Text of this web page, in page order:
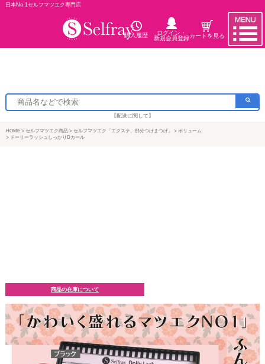
日本No.1セルフマツエク専門店
購入履歴
ログイン・
新規会員登録カートを見る
【配送に関して】
HOME セルフマツエク商品 セルフマツエク「エクステ、部分つけまつげ」
ボリューム
ドーリーラッシュしっかりDカール
商品の在庫について